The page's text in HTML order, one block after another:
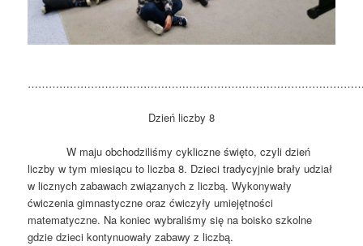
Dzień liczby 8
W maju obchodziliśmy cykliczne święto, czyli dzień
liczby w tym miesiącu to liczba 8. Dzieci tradycyjnie brały udział
w licznych zabawach związanych z liczbą. Wykonywały
ćwiczenia gimnastyczne oraz ćwiczyły umiejętności
matematyczne. Na koniec wybraliśmy się na boisko szkolne
gdzie dzieci kontynuowały zabawy z liczbą.